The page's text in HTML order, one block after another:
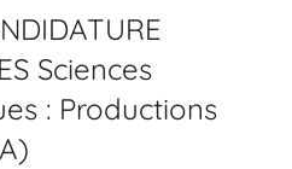
Sciences
: Productions